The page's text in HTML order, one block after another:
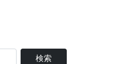
検索